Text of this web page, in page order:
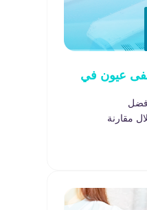
عيون في
مقارنة